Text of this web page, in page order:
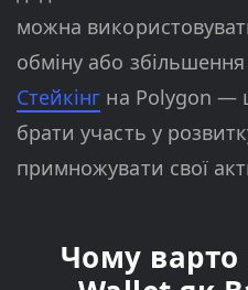
можна
обміну або
Стейкінг на Polygon —
брати участь у
примножувати свої
Чому варто